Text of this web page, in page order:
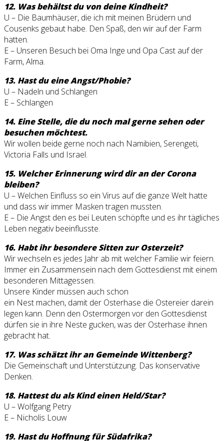
12. Was behältst du von deine Kindheit?
U – Die Baumhäuser, die ich mit meinen Brüdern und
Cousenks gebaut habe. Den Spaß, den wir auf der Farm
hatten.
E – Unseren Besuch bei Oma Inge und Opa Cast auf der
Farm, Alma.
13. Hast du eine Angst/Phobie?
U – Nadeln und Schlangen
E – Schlangen
14. Eine Stelle, die du noch mal gerne sehen oder
besuchen möchtest.
Wir wollen beide gerne noch nach Namibien, Serengeti,
Victoria Falls und Israel.
15. Welcher Erinnerung wird dir an der Corona
bleiben?
U – Welchen Einfluss so ein Virus auf die ganze Welt hatte
und dass wir immer Masken tragen mussten.
E – Die Angst den es bei Leuten schöpfte und es ihr tägliches
Leben negativ beeinflusste.
16. Habt ihr besondere Sitten zur Osterzeit?
Wir wechseln es jedes Jahr ab mit welcher Familie wir feiern.
Immer ein Zusammensein nach dem Gottesdienst mit einem
besonderen Mittagessen.
Unsere Kinder müssen auch schon
ein Nest machen, damit der Osterhase die Ostereier darein
legen kann. Denn den Ostermorgen vor den Gottesdienst
dürfen sie in ihre Neste gucken, was der Osterhase ihnen
gebracht hat.
17. Was schätzt ihr an Gemeinde Wittenberg?
Die Gemeinschaft und Unterstützung. Das konservative
Denken.
18. Hattest du als Kind einen Held/Star?
U – Wolfgang Petry
E – Nicholis Louw
19. Hast du Hoffnung für Südafrika?